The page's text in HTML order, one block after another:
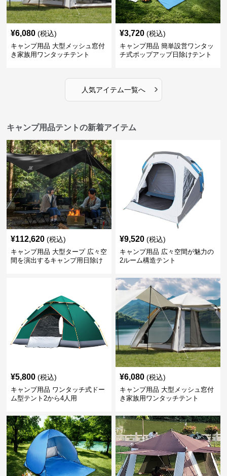
¥6,080 (税込)
キャンプ用品 大型メッシュ窓付
き家族用ワンタッチテント
¥3,720 (税込)
キャンプ用品 簡単設営ワンタッ
チ式ポップアップ日除けテント
人気アイテム一覧へ ›
キャンプ用品テントの新着アイテム
¥112,620 (税込)
キャンプ用品 大型タープ 広々空
間を演出するキャンプ用日除け
¥9,520 (税込)
キャンプ用品 広々空間が魅力の
2ルーム構造テント
¥5,800 (税込)
キャンプ用品 ワンタッチ式ドー
ム型テント2から4人用
¥6,080 (税込)
キャンプ用品 大型メッシュ窓付
き家族用ワンタッチテント